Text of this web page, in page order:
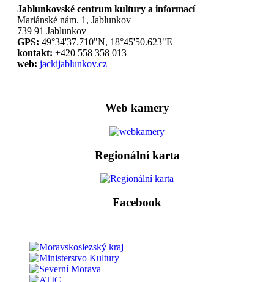
Jablunkovské centrum kultury a informací
Mariánské nám. 1, Jablunkov
739 91 Jablunkov
GPS: 49°34'37.710"N, 18°45'50.623"E
kontakt: +420 558 358 013
web: jackijablunkov.cz
Web kamery
Regionální karta
Facebook